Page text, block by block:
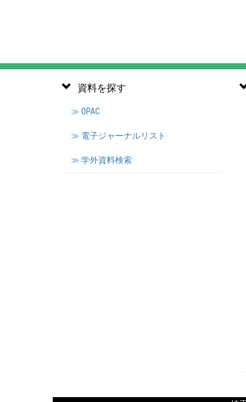
資料を探す
≫ OPAC
≫ 電子ジャーナルリスト
≫ 学外資料検索